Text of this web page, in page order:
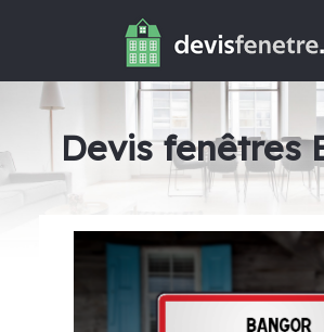
Devis fenêtres